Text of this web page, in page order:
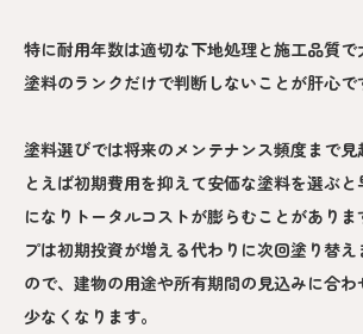
特に耐用年数は適切な下地処理と施工品質で
塗料のランクだけで判断しないことが肝心で
塗料選びでは将来のメンテナンス頻度まで
とえば初期費用を抑えて安価な塗料を選ぶ
になりトータルコストが膨らむことがありま
プは初期投資が増える代わりに次回塗り替
ので、建物の用途や所有期間の見込みに合
少なくなります。